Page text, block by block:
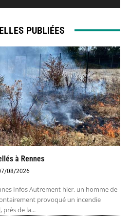
PUBLIÉES
à Rennes
08/2026
Infos Autrement hier, un homme de
provoqué un incendie
de la...